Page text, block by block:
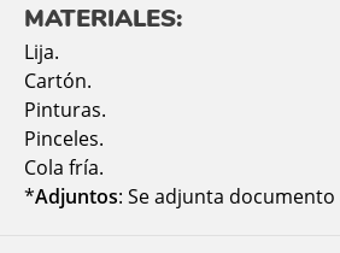
MATERIALES:
Lija.
Cartón.
Pinturas.
Pinceles.
Cola fría.
*Adjuntos: Se adjunta documento